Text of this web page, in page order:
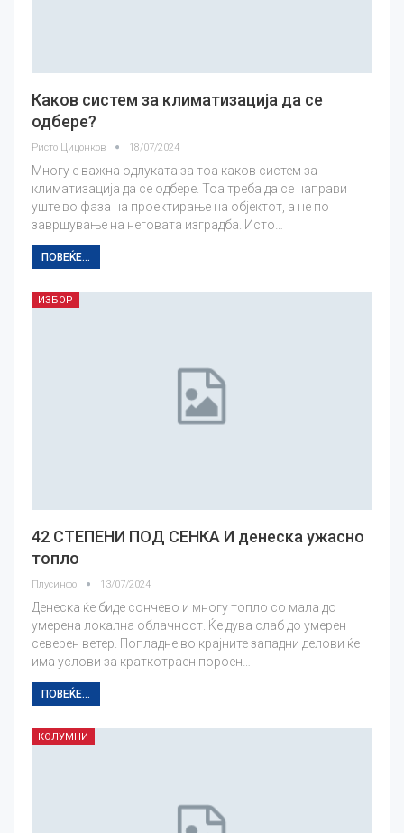
Каков систем за климатизација да се
одбере?
Ристо Цицонков 18/07/2024
Многу е важна одлуката за тоа каков систем за
климатизација да се одбере. Тоа треба да се направи
уште во фаза на проектирање на објектот, а не по
завршување на неговата изградба. Исто…
ПОВЕЌЕ...
ИЗБОР
42 СТЕПЕНИ ПОД СЕНКА И денеска ужасно
топло
Плусинфо 13/07/2024
Денеска ќе биде сончево и многу топло со мала до
умерена локална облачност. Ќе дува слаб до умерен
северен ветер. Попладне во крајните западни делови ќе
има услови за краткотраен пороен…
ПОВЕЌЕ...
КОЛУМНИ